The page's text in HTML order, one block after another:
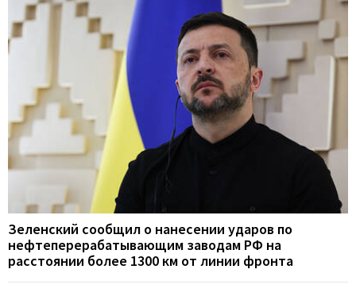
Зеленский сообщил о нанесении ударов по
нефтеперерабатывающим заводам РФ на
расстоянии более 1300 км от линии фронта